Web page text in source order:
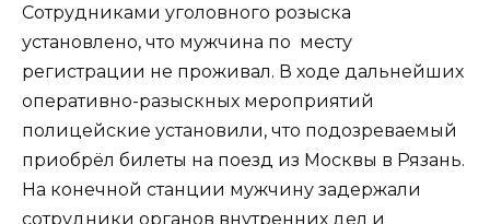
Сотрудниками уголовного розыска
установлено, что мужчина по месту
регистрации не проживал. В ходе дальнейших
оперативно-разыскных мероприятий
полицейские установили, что подозреваемый
приобрёл билеты на поезд из Москвы в Рязань.
На конечной станции мужчину задержали
сотрудники органов внутренних дел и